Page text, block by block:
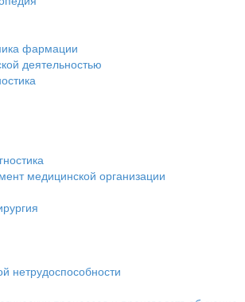
фармации
деятельностью
медицинской организации
нетрудоспособности